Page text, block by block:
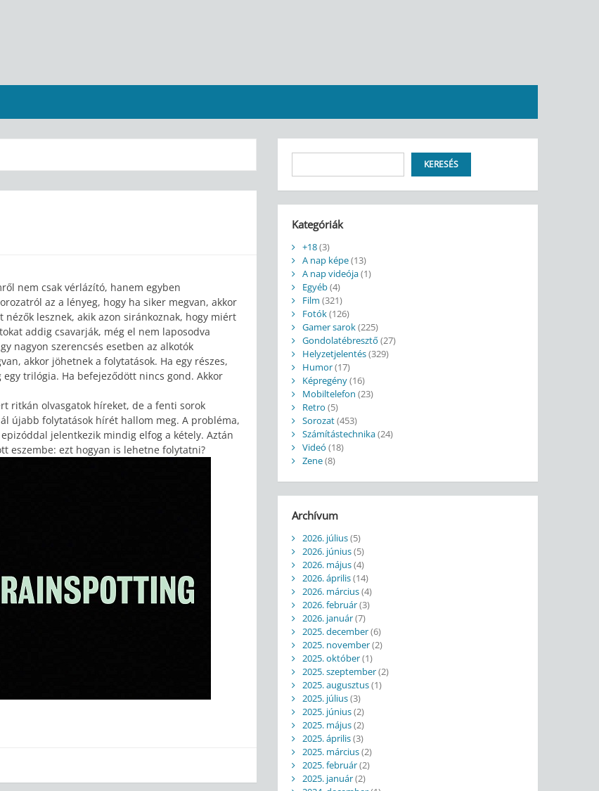
nem csak vérlázító, hanem egyben
az a lényeg, hogy ha siker megvan, akkor
lesznek, akik azon siránkoznak, hogy miért
addig csavarják, még el nem laposodva
nagyon szerencsés esetben az alkotók
akkor jöhetnek a folytatások. Ha egy részes,
trilógia. Ha befejeződött nincs gond. Akkor
ritkán olvasgatok híreket, de a fenti sorok
újabb folytatások hírét hallom meg. A probléma,
jelentkezik mindig elfog a kétely. Aztán
eszembe: ezt hogyan is lehetne folytatni?
KERESÉS
Kategóriák
+18(3)
A nap képe(13)
A nap videója(1)
Egyéb(4)
Film (321)
Fotók(126)
Gamer sarok(225)
Gondolatébresztő (27)
Helyzetjelentés(329)
Humor(17)
Képregény(16)
Mobiltelefon (23)
Retro (5)
Sorozat(453)
Számítástechnika(24)
Videó (18)
Zene(8)
Archívum
2026. július(5)
2026. június(5)
2026. május(4)
2026. április(14)
2026. március(4)
2026. február(3)
2026. január(7)
2025. december(6)
2025. november(2)
2025. október(1)
2025. szeptember(2)
2025. augusztus(1)
2025. július(3)
2025. június(2)
2025. május(2)
2025. április(3)
2025. március(2)
2025. február(2)
2025. január(2)